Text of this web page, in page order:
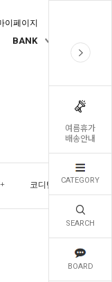
여름휴가
배송안내
CATEGORY
SEARCH
BOARD
이페이지
BANK
코디템 오늘발송